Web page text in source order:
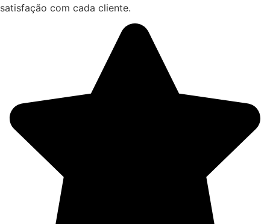
satisfação com cada cliente.